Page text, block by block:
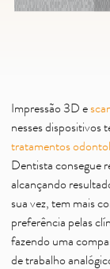
Impressão 3D e
nesses dispositivos
tratamentos
Dentista consegue
alcançando
sua vez, tem mais
preferência pelas
fazendo uma
de trabalho